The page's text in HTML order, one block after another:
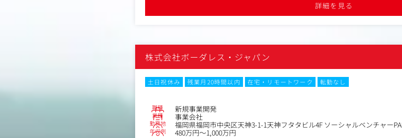
・営業/ファイナンス/プロダクト/マーケティングなどに携わる複数メンバーの統
・新規立案・改善施策の実行と実行ディレクション
・自社のアセットを存分に活用いただき0→1で新規事業創出を実現
・社内外の関連部門/パートナーと連携した新規施策の企画立案から方向性検討
【やりがい・魅力】
・急成長&急拡大中の事業・組織において、新規事業戦略設計から現場への落と
むことができます。
・多様な課題に対して、施策を投入し改善の成果を残しやすいフェーズにある組
連動した事業開発も積極的に推進可能です。
詳細を見る
株式会社ボーダレス・ジャパン
土日祝休み 残業月20時間以内 在宅・リモートワーク
転勤なし
職種 新規事業開発
業種 事業会社
勤務地 福岡県福岡市中央区天神3-1-1天神フタタビル4F ソーシャルベンチャー
年収例
480万円～1,000万円